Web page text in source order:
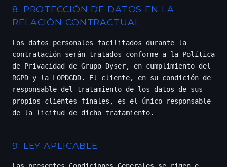
8. PROTECCIÓN DE DATOS EN LA
RELACIÓN CONTRACTUAL
Los datos personales facilitados durante la
contratación serán tratados conforme a la Política
de Privacidad
de Grupo Dyser, en cumplimiento del
RGPD y la LOPDGDD. El cliente, en su condición de
responsable del tratamiento de los datos de sus
propios clientes finales, es el único responsable
de la licitud de dicho tratamiento.
9. LEY APLICABLE